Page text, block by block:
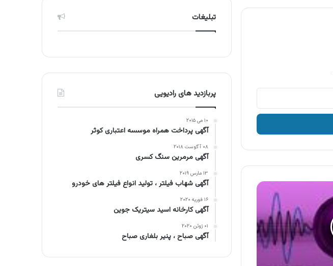
تبلیغات
پربازدید های رادیویی
۱۰ می ۲۰۱۵
آگهی پرداخت همراه موسسه اعتباری کوثر
۰۸ آگوست ۲۰۱۸
آگهی مرمرین سنگ کسری
۱۳ مارس ۲۰۱۹
آگهی شهاب فیلتر ، تولید انواع فیلتر های خودرو
۱۶ فوریه ۲۰۲۰
آگهی کارخانه اسید سیتریک جوین
۰۱ ژوئن ۲۰۲۰
آگهی صباح ، پنیر بلغاری صباح